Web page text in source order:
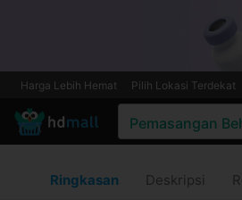
Harga Lebih Hemat Pilih Lokasi Terdekat
Ringkasan Deskripsi